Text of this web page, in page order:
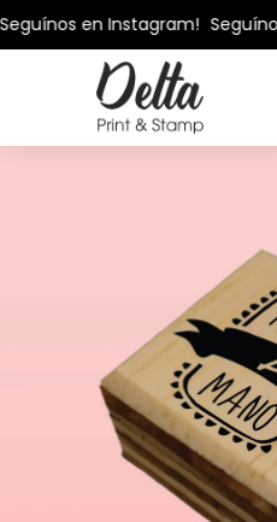
en Instagram!